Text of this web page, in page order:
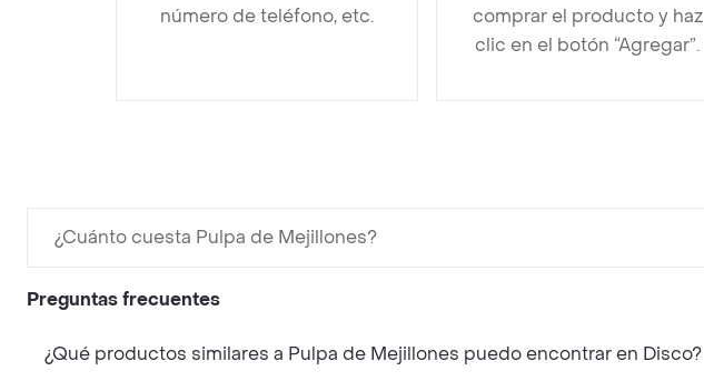
número de teléfono, etc.
comprar el producto y haz
clic en el botón “Agregar”.
¿Cuánto cuesta Pulpa de Mejillones?
Preguntas frecuentes
¿Qué productos similares a Pulpa de Mejillones puedo encontrar en Disco?